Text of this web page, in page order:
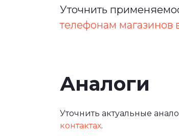
Уточнить
телефонам магазинов
Аналоги
Уточнить актуальные
контактах.